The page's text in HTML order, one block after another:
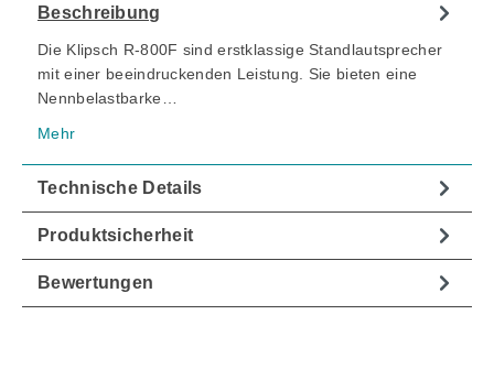
Beschreibung
Die Klipsch R-800F sind erstklassige Standlautsprecher
mit einer beeindruckenden Leistung. Sie bieten eine
Nennbelastbarke…
Mehr
Technische Details
Produktsicherheit
Bewertungen